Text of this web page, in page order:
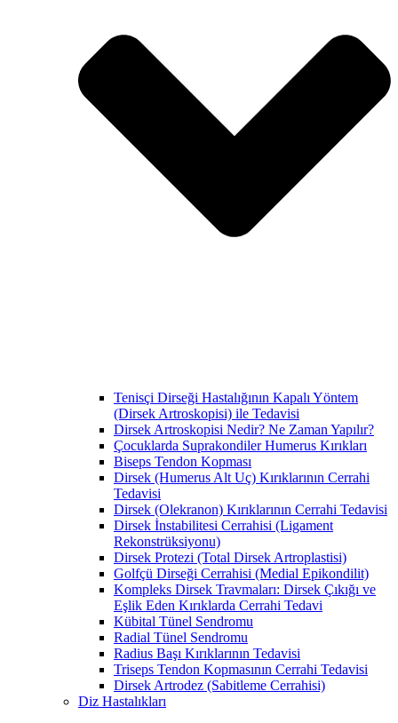
Tenisçi Dirseği Hastalığının Kapalı Yöntem
(Dirsek Artroskopisi) ile Tedavisi
Dirsek Artroskopisi Nedir? Ne Zaman Yapılır?
Çocuklarda Suprakondiler Humerus Kırıkları
Biseps Tendon Kopması
Dirsek (Humerus Alt Uç) Kırıklarının Cerrahi
Tedavisi
Dirsek (Olekranon) Kırıklarının Cerrahi Tedavisi
Dirsek İnstabilitesi Cerrahisi (Ligament
Rekonstrüksiyonu)
Dirsek Protezi (Total Dirsek Artroplastisi)
Golfçü Dirseği Cerrahisi (Medial Epikondilit)
Kompleks Dirsek Travmaları: Dirsek Çıkığı ve
Eşlik Eden Kırıklarda Cerrahi Tedavi
Kübital Tünel Sendromu
Radial Tünel Sendromu
Radius Başı Kırıklarının Tedavisi
Triseps Tendon Kopmasının Cerrahi Tedavisi
Dirsek Artrodez (Sabitleme Cerrahisi)
Diz Hastalıkları